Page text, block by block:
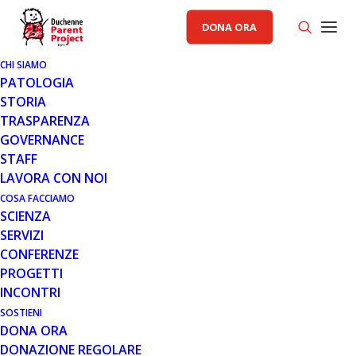
DONA ORA
CHI SIAMO
PATOLOGIA
STORIA
TRASPARENZA
GOVERNANCE
STAFF
LAVORA CON NOI
COSA FACCIAMO
SCIENZA
SERVIZI
CONFERENZE
PROGETTI
INCONTRI
SOSTIENI
DONA ORA
DONAZIONE REGOLARE
RACCOLTA FONDI PP
13 MAR 2015
IL CAFFÈ DEL CUORE PER PARENT
PROJECT !